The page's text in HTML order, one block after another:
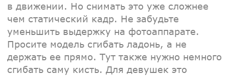
в движении. Но снимать это уже сложнее
чем статический кадр. Не забудьте
уменьшить выдержку на фотоаппарате.
Просите модель сгибать ладонь, а не
держать ее прямо. Тут также нужно немного
сгибать саму кисть. Для девушек это